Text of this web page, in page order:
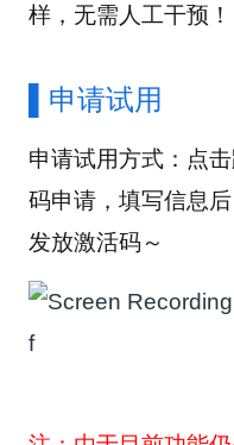
样，无需人工干预！
申请试用
申请试用方式：点
码申请，填写信息
发放激活码～